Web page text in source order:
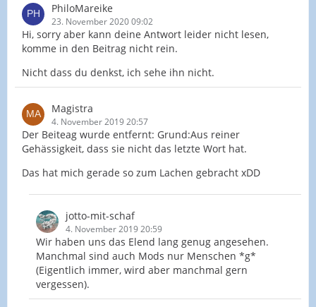
PhiloMareike
23. November 2020 09:02
Hi, sorry aber kann deine Antwort leider nicht lesen,
komme in den Beitrag nicht rein.
Nicht dass du denkst, ich sehe ihn nicht.
Magistra
4. November 2019 20:57
Der Beiteag wurde entfernt: Grund:Aus reiner
Gehässigkeit, dass sie nicht das letzte Wort hat.
Das hat mich gerade so zum Lachen gebracht xDD
jotto-mit-schaf
4. November 2019 20:59
Wir haben uns das Elend lang genug angesehen.
Manchmal sind auch Mods nur Menschen *g*
(Eigentlich immer, wird aber manchmal gern
vergessen).